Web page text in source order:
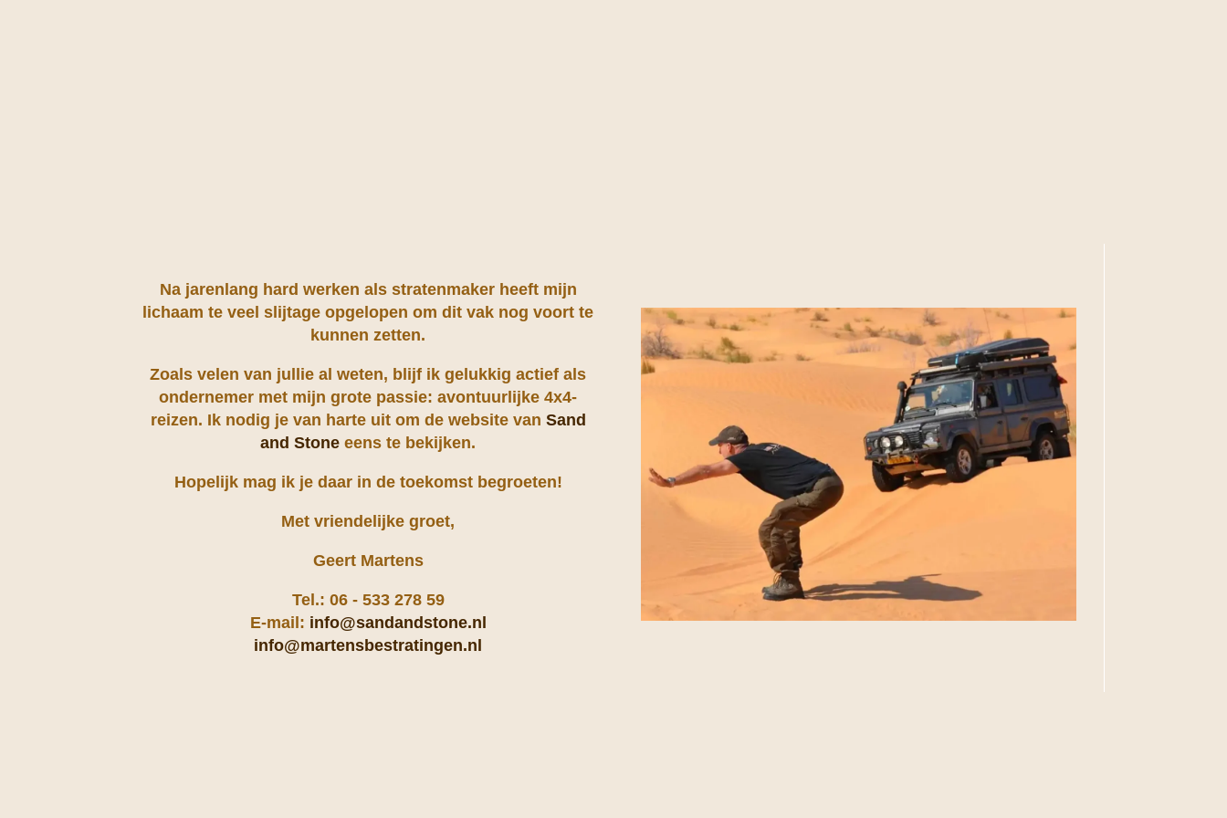
Na jarenlang hard werken als stratenmaker heeft mijn
lichaam te veel slijtage opgelopen om dit vak nog voort te
kunnen zetten.
Zoals velen van jullie al weten, blijf ik gelukkig actief als
ondernemer met mijn grote passie: avontuurlijke 4x4-
reizen. Ik nodig je van harte uit om de website van Sand
and Stoneeens te bekijken.
Hopelijk mag ik je daar in de toekomst begroeten!
Met vriendelijke groet,
Geert Martens
Tel.: 06 - 533 278 59
E-mail: info@sandandstone.nl
info@martensbestratingen.nl